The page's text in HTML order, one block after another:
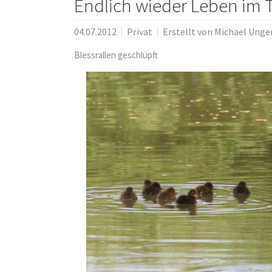
Endlich wieder Leben im
04.07.2012 Privat Erstellt von Michael
Blessrallen geschlüpft